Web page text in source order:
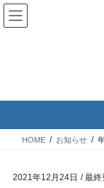
コ
ン
ナ
ビ
HOME お知らせ
2021年12月24日 / 最終